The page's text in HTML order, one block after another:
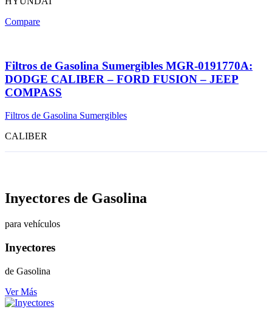
Compare
Filtros de Gasolina Sumergibles MGR-0191770A:
DODGE CALIBER – FORD FUSION – JEEP
COMPASS
Filtros de Gasolina Sumergibles
CALIBER
Inyectores de Gasolina
para vehículos
Inyectores
de Gasolina
Ver Más